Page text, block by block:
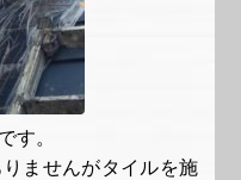
す。
ませんがタイルを施